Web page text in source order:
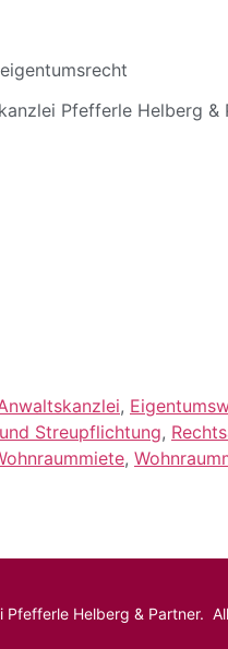
Pfefferle Helberg &
,
Streupflichtung,
,
Helberg & Partner.